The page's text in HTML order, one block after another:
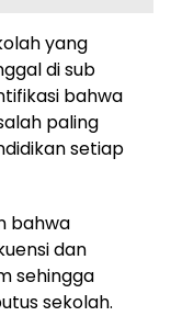
yang
di sub
bahwa
paling
setiap
bahwa
dan
sehingga
sekolah.